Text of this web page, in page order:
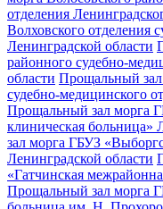
отделения
Волховского отделения
Ленинградской области
районного судебно-
области Прощальный зал
судебно-медицинского
Прощальный зал морга
клиническая больница»
зал морга ГБУЗ
Ленинградской области
«Гатчинская
Прощальный зал морга